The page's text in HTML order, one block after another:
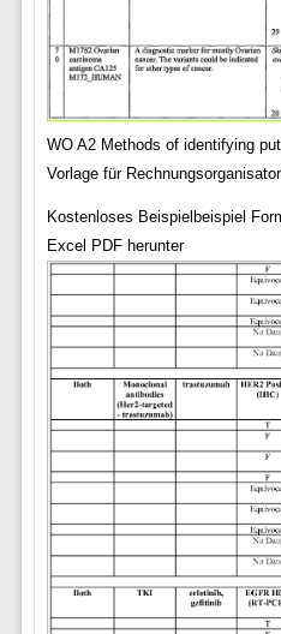
WO A2 Methods of identifying
Vorlage für
Kostenloses Beispielbeispiel
Excel PDF herunter